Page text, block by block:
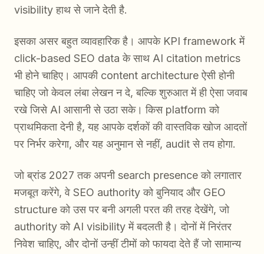
visibility हाथ से जाने देती है.
इसका असर बहुत व्यावहारिक है। आपके KPI framework में
click-based SEO data के साथ AI citation metrics
भी होने चाहिए। आपकी content architecture ऐसी होनी
चाहिए जो केवल लंबा लेखन न दे, बल्कि शुरुआत में ही ऐसा जवाब
रखे जिसे AI आसानी से उठा सके। किस platform को
प्राथमिकता देनी है, यह आपके दर्शकों की वास्तविक खोज आदतों
पर निर्भर करेगा, और यह अनुमान से नहीं, audit से तय होगा.
जो ब्रांड 2027 तक अपनी search presence को लगातार
मजबूत करेंगे, वे SEO authority को बुनियाद और GEO
structure को उस पर बनी अगली परत की तरह देखेंगे, जो
authority को AI visibility में बदलती है। दोनों में निरंतर
निवेश चाहिए, और दोनों उन्हीं टीमों को फायदा देते हैं जो सामान्य